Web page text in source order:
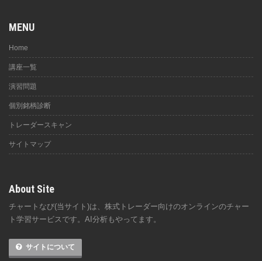
MENU
Home
講座一覧
演習問題
個別銘柄診断
トレーダースキャン
サイトマップ
About Site
チャートなび(当サイト)は、株式トレーダー向けのオンラインのチャー
ト学習サービスです。AI分析もやってます。
サイトについて